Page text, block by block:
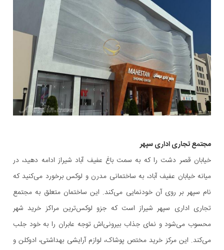
مجتمع تجاری اداری سپهر
خیابان قصر دشت را که به سمت باغ عفیف آباد شیراز ادامه دهید، در
میانه خیابان عفیف آباد، به ساختمانی مدرن و لوکس برخورد می‌کنید که
نام سپهر بر روی آن خودنمایی می‌کند. این ساختمان متعلق به مجتمع
تجاری اداری سپهر شیراز است که جزو لوکس‌ترین مراکز خرید شهر
محسوب می‌شود و نمای جذاب بیرونی‌اش توجه عابران را به خود جلب
می‌کند. این مرکز خرید مختص پوشاک، لوازم آرایشی بهداشتی، ادوکلن و